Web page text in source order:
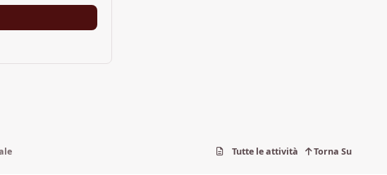
Tutte le attività Torna Su